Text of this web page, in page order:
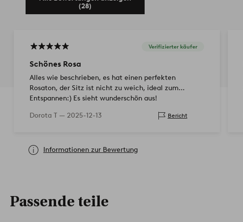
(28)
Verifizierter käufer
Schönes Rosa
Alles wie beschrieben, es hat einen perfekten
Rosaton, der Sitz ist nicht zu weich, ideal zum
Entspannen:) Es sieht wunderschön aus!
Dorota T — 2025-12-13 Bericht
Informationen zur Bewertung
Passende teile